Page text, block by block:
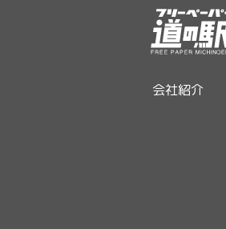
会社紹介